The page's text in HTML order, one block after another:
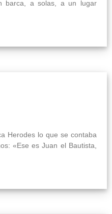
barca, a solas, a un lugar
Herodes lo que se contaba
«Ese es Juan el Bautista,